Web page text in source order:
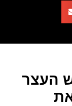
העצר